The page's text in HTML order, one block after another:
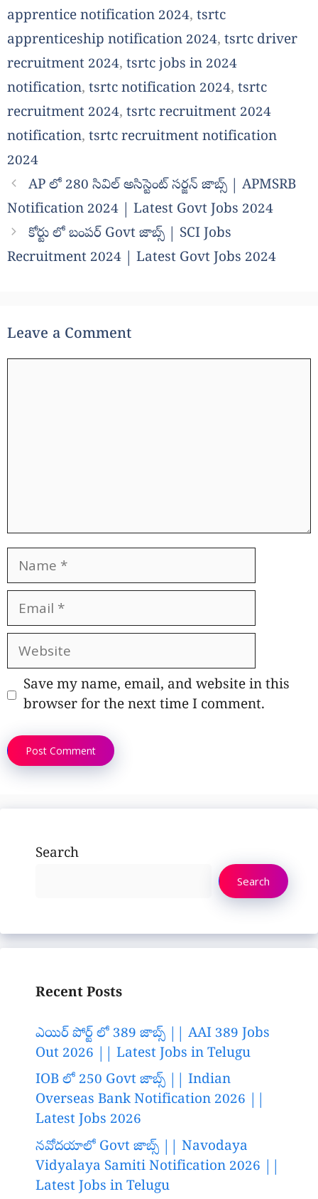
apprentice notification 2024, tsrtc
apprenticeship notification 2024, tsrtc driver
recruitment 2024, tsrtc jobs in 2024
notification, tsrtc notification 2024, tsrtc
recruitment 2024, tsrtc recruitment 2024
notification, tsrtc recruitment notification
2024
AP లో 280 సివిల్ అసిస్టెంట్ సర్జన్ జాబ్స్ | APMSRB
Notification 2024 | Latest Govt Jobs 2024
కోర్టు లో బంపర్ Govt జాబ్స్ | SCI Jobs
Recruitment 2024 | Latest Govt Jobs 2024
Leave a Comment
Name
Email
Website
Save my name, email, and website in this
browser for the next time I comment.
Search
Search
Recent Posts
ఎయిర్ పోర్ట్ లో 389 జాబ్స్ || AAI 389 Jobs
Out 2026 || Latest Jobs in Telugu
IOB లో 250 Govt జాబ్స్ || Indian
Overseas Bank Notification 2026 ||
Latest Jobs 2026
నవోదయాలో Govt జాబ్స్ || Navodaya
Vidyalaya Samiti Notification 2026 ||
Latest Jobs in Telugu